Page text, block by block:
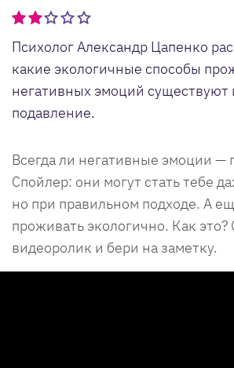
Психолог Александр Цапенко
какие экологичные способы
негативных эмоций существуют
подавление.
Всегда ли негативные эмоции —
Спойлер: они могут стать тебе
но при правильном подходе. А
проживать экологично. Как
видеоролик и бери на заметку.